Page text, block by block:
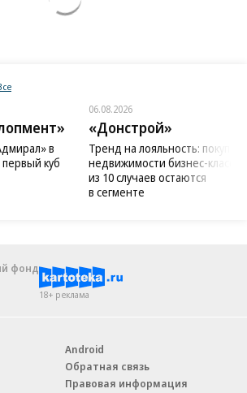
в
куб
06.08.2026
«Донстрой»
Тренд на лояльность:
недвижимости бизнес-класса
из 10 случаев остаются
в сегменте
фонд
18+ реклама
Android
Обратная связь
Правовая информация